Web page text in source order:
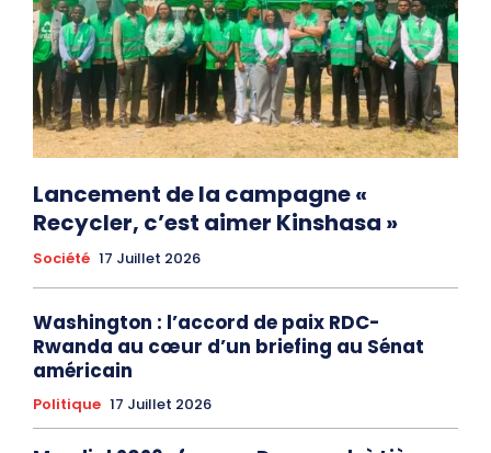
Lancement de la campagne «
Recycler, c’est aimer Kinshasa »
Société 17 Juillet 2026
Washington : l’accord de paix RDC-
Rwanda au cœur d’un briefing au Sénat
américain
Politique 17 Juillet 2026